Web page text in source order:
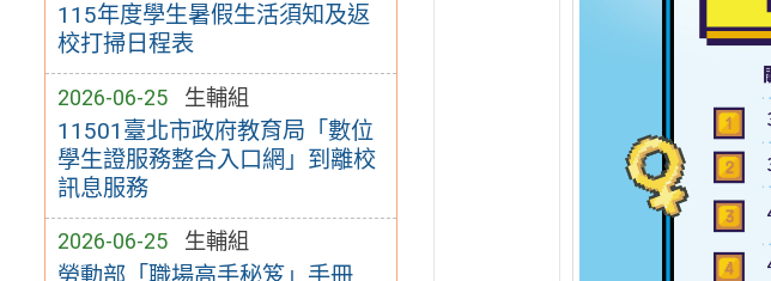
115年度學生暑假生活須知及返
校打掃日程表
2026-06-25 生輔組
11501臺北市政府教育局「數位
學生證服務整合入口網」到離校
訊息服務
2026-06-25 生輔組